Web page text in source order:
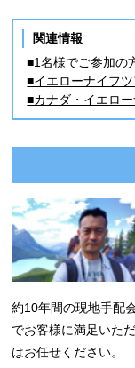
関連情報
■1名様でご参加の
■イエローナイフ
■カナダ・イエロ
約10年間の現地手配
でお客様に満足いた
はお任せください。